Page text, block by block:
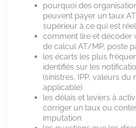
pourquoi des
peuvent payer un taux
supérieur à ce qui est
comment lire et décoder
de calcul AT/MP, poste
les écarts les plus
identifiés sur les
(sinistres, IPP, valeurs du
applicable)
les délais et leviers à
corriger un taux ou
imputation